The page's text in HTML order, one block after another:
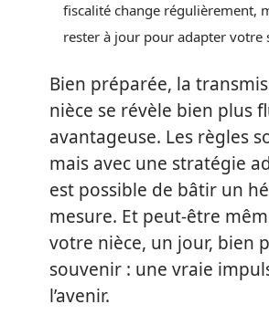
fiscalité change régulièrement,
rester à jour pour adapter votre
Bien préparée, la
nièce se révèle bien plus
avantageuse. Les règles
mais avec une stratégie
est possible de bâtir un
mesure. Et peut-être
votre nièce, un jour, bien
souvenir : une vraie
l’avenir.